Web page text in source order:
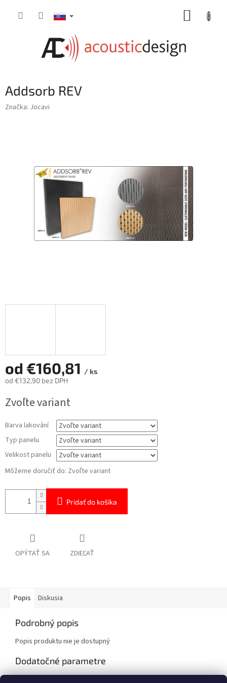
Addsorb REV
Značka: Jocavi
od €160,81 / ks
od €132,90 bez DPH
cena:
Zvoľte variant
Barva lakování
Typ panelu
Velikost panelu
Môžeme doručiť do: Zvoľte variant
Pridať do košíka
OPÝTAŤ SA ZDIEĽAŤ
Popis Diskusia
Podrobný popis
Popis produktu nie je dostupný
Dodatočné parametre